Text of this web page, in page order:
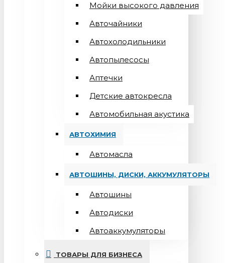
Мойки высокого давления
Авточайники
Автохолодильники
Автопылесосы
Аптечки
Детские автокресла
Автомобильная акустика
АВТОХИМИЯ
Автомасла
АВТОШИНЫ, ДИСКИ, АККУМУЛЯТОРЫ
Автошины
Автодиски
Автоаккумуляторы
ТОВАРЫ ДЛЯ БИЗНЕСА